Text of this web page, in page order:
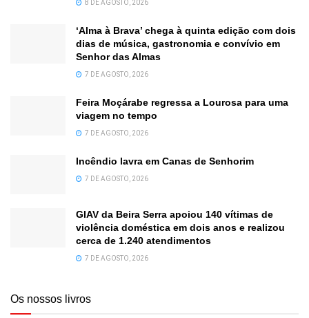
8 DE AGOSTO, 2026
‘Alma à Brava’ chega à quinta edição com dois
dias de música, gastronomia e convívio em
Senhor das Almas
7 DE AGOSTO, 2026
Feira Moçárabe regressa a Lourosa para uma
viagem no tempo
7 DE AGOSTO, 2026
Incêndio lavra em Canas de Senhorim
7 DE AGOSTO, 2026
GIAV da Beira Serra apoiou 140 vítimas de
violência doméstica em dois anos e realizou
cerca de 1.240 atendimentos
7 DE AGOSTO, 2026
Os nossos livros